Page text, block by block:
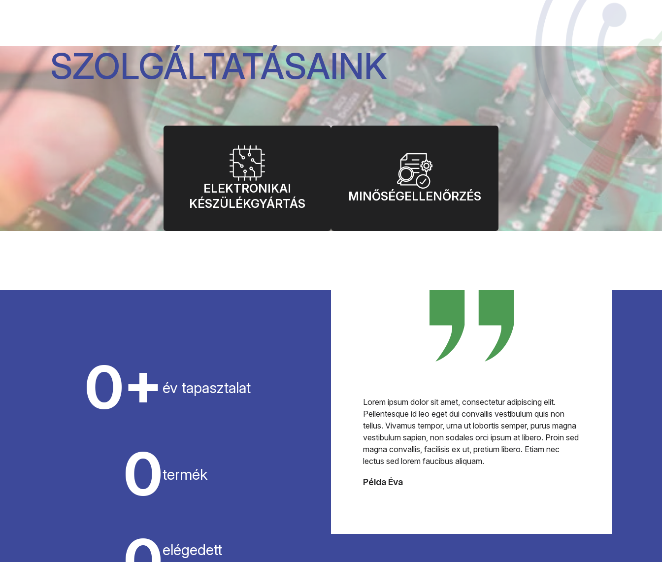
SZOLGÁLTATÁSAINK
ELEKTRONIKAI
KÉSZÜLÉKGYÁRTÁS
MINŐSÉGELLENŐRZÉS
0+ év tapasztalat
0termék
elégedett
Lorem ipsum dolor sit amet, consectetur adipiscing elit.
Pellentesque id leo eget dui convallis vestibulum quis non
tellus. Vivamus tempor, urna ut lobortis semper, purus magna
vestibulum sapien, non sodales orci ipsum at libero. Proin sed
magna convallis, facilisis ex ut, pretium libero. Etiam nec
lectus sed lorem faucibus aliquam.
Példa Éva